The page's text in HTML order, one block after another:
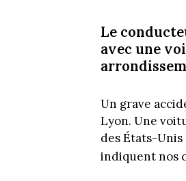
Le
avec une
Un grave
Lyon. Une
des États-
indiquent nos